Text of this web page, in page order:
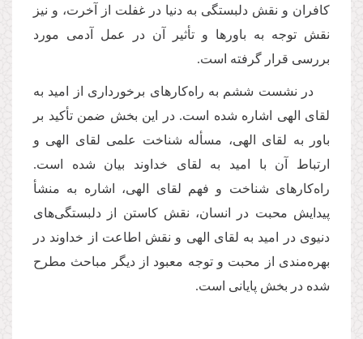
كافران و نقش دلبستگی‌ به دنیا در غفلت از آخرت، و نیز
نقش توجه به باورها و تأثیر آن در عمل آدمی مورد
بررسی قرار گرفته است.
در نشست ششم به راه‌كارهای برخورداری از امید به
لقای الهی اشاره شده است. در این بخش ضمن تأكید بر
باور به لقای الهی، مسأله شناخت علمی لقای الهی و
ارتباط آن با امید به لقای خداوند بیان شده است.
راه‌كارهای شناخت و فهم لقای الهی، اشاره به منشأ
پیدایش محبت در انسان، نقش كاستن از دلبستگی‌های
دنیوی در امید به لقای الهی و نقش اطاعت از خداوند در
بهره‌مندی از محبت و توجه معبود از دیگر مباحث مطرح
شده در بخش پایانی است.